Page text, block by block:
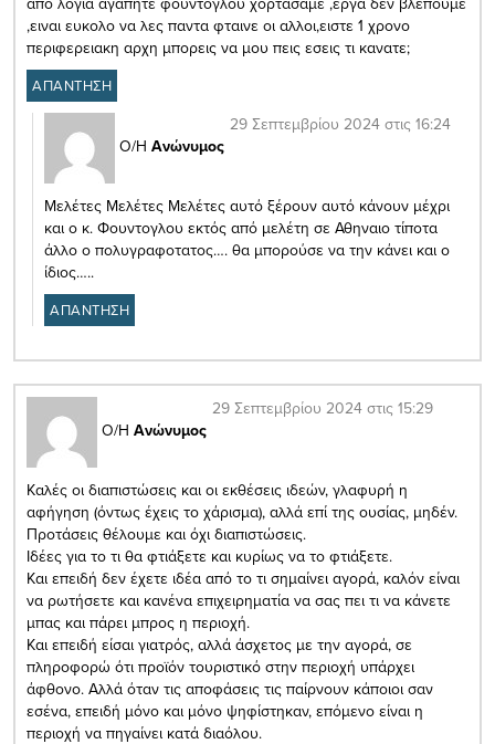
,ειναι ευκολο να λες παντα φταινε οι αλλοι,ειστε 1 χρονο
περιφερειακη αρχη μπορεις να μου πεις εσεις τι κανατε;
ΑΠΑΝΤΗΣΗ
Ο/Η Ανώνυμος
29 Σεπτεμβρίου 2024 στις 16:24
Μελέτες Μελέτες Μελέτες αυτό ξέρουν αυτό κάνουν μέχρι
και ο κ. Φουντογλου εκτός από μελέτη σε Αθηναιο τίποτα
άλλο ο πολυγραφοτατος…. θα μπορούσε να την κάνει και ο
ίδιος…..
ΑΠΑΝΤΗΣΗ
Ο/Η Ανώνυμος
29 Σεπτεμβρίου 2024 στις 15:29
Καλές οι διαπιστώσεις και οι εκθέσεις ιδεών, γλαφυρή η
αφήγηση (όντως έχεις το χάρισμα), αλλά επί της ουσίας, μηδέν.
Προτάσεις θέλουμε και όχι διαπιστώσεις.
Ιδέες για το τι θα φτιάξετε και κυρίως να το φτιάξετε.
Και επειδή δεν έχετε ιδέα από το τι σημαίνει αγορά, καλόν είναι
να ρωτήσετε και κανένα επιχειρηματία να σας πει τι να κάνετε
μπας και πάρει μπρος η περιοχή.
Και επειδή είσαι γιατρός, αλλά άσχετος με την αγορά, σε
πληροφορώ ότι προϊόν τουριστικό στην περιοχή υπάρχει
άφθονο. Αλλά όταν τις αποφάσεις τις παίρνουν κάποιοι σαν
εσένα, επειδή μόνο και μόνο ψηφίστηκαν, επόμενο είναι η
περιοχή να πηγαίνει κατά διαόλου.